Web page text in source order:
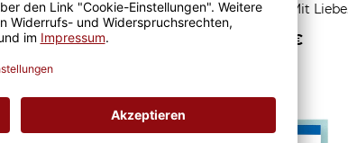
Tasse mit Fenster
2,50 €
für Tassen - Mit Liebe
2,95 €
Grußkarten zum Verschenken